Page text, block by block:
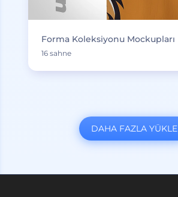
Forma Koleksiyonu Mockupları
16 sahne
DAHA FAZLA YÜKLE